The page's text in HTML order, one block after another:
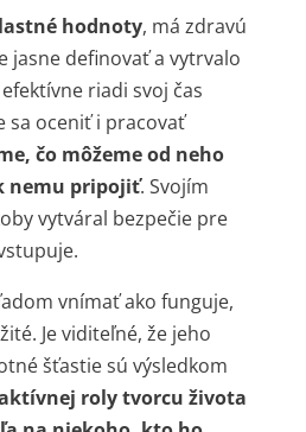
hodnoty, má zdravú
jasne definovať a vytrvalo
riadi svoj čas
sa oceniť i pracovať
čo môžeme od neho
nemu pripojiť. Svojím
vytváral bezpečie pre
vnímať ako funguje,
Je viditeľné, že jeho
šťastie sú výsledkom
aktívnej roly tvorcu života